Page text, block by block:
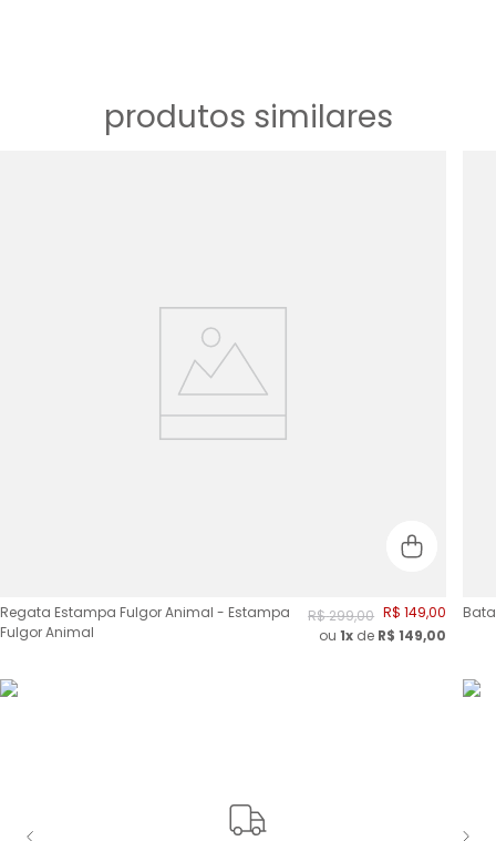
produtos similares
Regata Estampa Fulgor Animal - Estampa
Fulgor Animal
R$299,00 R$ 149,00
ou1x de R$149,00